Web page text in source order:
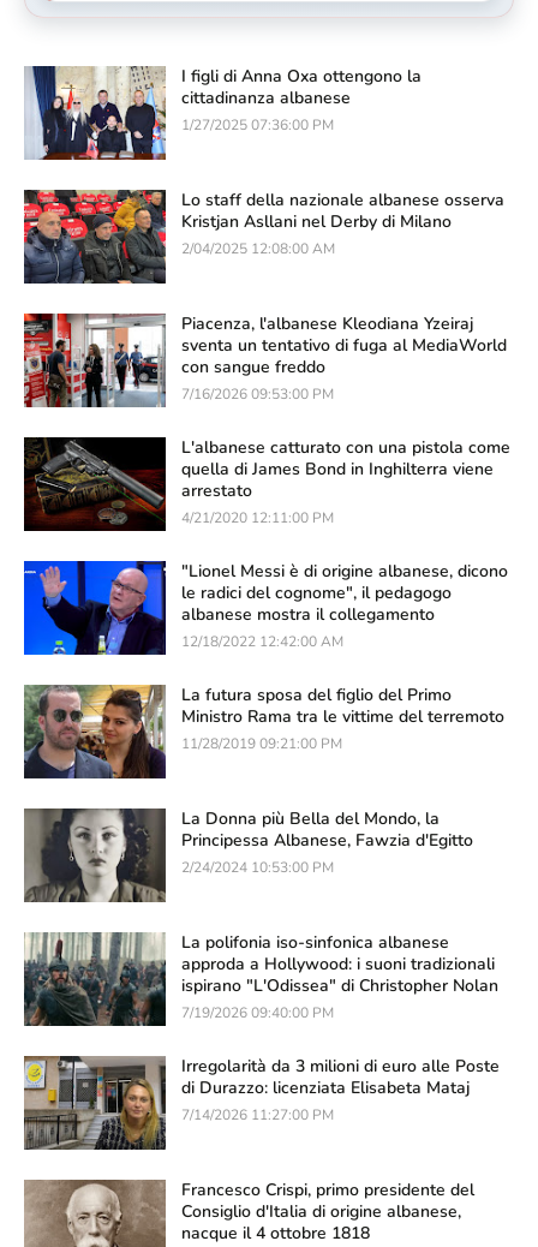
I figli di Anna Oxa ottengono la
cittadinanza albanese
1/27/2025 07:36:00 PM
Lo staff della nazionale albanese osserva
Kristjan Asllani nel Derby di Milano
2/04/2025 12:08:00 AM
Piacenza, l'albanese Kleodiana Yzeiraj
sventa un tentativo di fuga al MediaWorld
con sangue freddo
7/16/2026 09:53:00 PM
L'albanese catturato con una pistola come
quella di James Bond in Inghilterra viene
arrestato
4/21/2020 12:11:00 PM
"Lionel Messi è di origine albanese, dicono
le radici del cognome", il pedagogo
albanese mostra il collegamento
12/18/2022 12:42:00 AM
La futura sposa del figlio del Primo
Ministro Rama tra le vittime del terremoto
11/28/2019 09:21:00 PM
La Donna più Bella del Mondo, la
Principessa Albanese, Fawzia d'Egitto
2/24/2024 10:53:00 PM
La polifonia iso-sinfonica albanese
approda a Hollywood: i suoni tradizionali
ispirano "L'Odissea" di Christopher Nolan
7/19/2026 09:40:00 PM
Irregolarità da 3 milioni di euro alle Poste
di Durazzo: licenziata Elisabeta Mataj
7/14/2026 11:27:00 PM
Francesco Crispi, primo presidente del
Consiglio d'Italia di origine albanese,
nacque il 4 ottobre 1818